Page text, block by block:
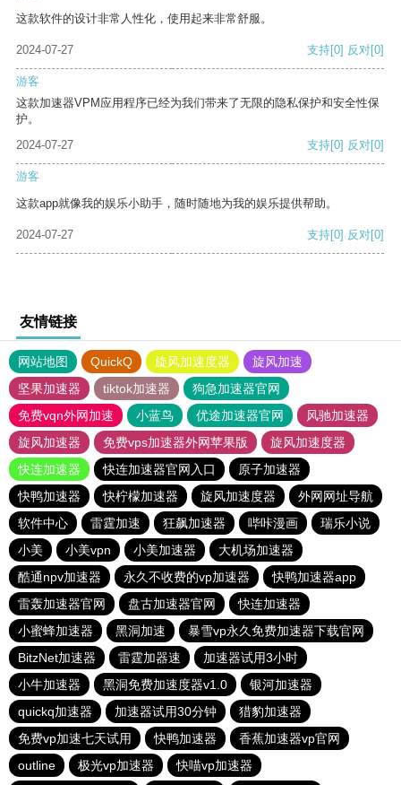
这款软件的设计非常人性化，使用起来非常舒服。
2024-07-27 支持[0] 反对[0]
游客
这款加速器VPM应用程序已经为我们带来了无限的隐私保护和安全性保
护。
2024-07-27
支持[0] 反对[0]
游客
这款app就像我的娱乐小助手，随时随地为我的娱乐提供帮助。
2024-07-27 支持[0] 反对[0]
友情链接
网站地图 QuickQ 旋风加速度器
旋风加速
坚果加速器
tiktok加速器
狗急加速器官网
免费vqn外网加速
小蓝鸟 优途加速器官网
风驰加速器
旋风加速器
免费vps加速器外网苹果版
旋风加速度器
快连加速器
快连加速器官网入口
原子加速器
快鸭加速器
快柠檬加速器 旋风加速度器
外网网址导航
软件中心
雷霆加速 狂飙加速器 哔咔漫画
瑞乐小说
小美
小美vpn 小美加速器
大机场加速器
酷通npv加速器
永久不收费的vp加速器
快鸭加速器app
雷轰加速器官网
盘古加速器官网
快连加速器
小蜜蜂加速器
黑洞加速
暴雪vp永久免费加速器下载官网
BitzNet加速器
雷霆加器速
加速器试用3小时
小牛加速器
黑洞免费加速度器v1.0
银河加速器
quickq加速器
加速器试用30分钟
猎豹加速器
免费vp加速七天试用
快鸭加速器
香蕉加速器vp官网
outline
极光vp加速器 快喵vp加速器